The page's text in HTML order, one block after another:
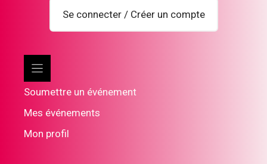
Se connecter / Créer un compte
Soumettre un événement
Mes événements
Mon profil